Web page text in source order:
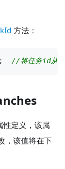
方法：
; //将任务id从
性定义，该属
，该值将在下